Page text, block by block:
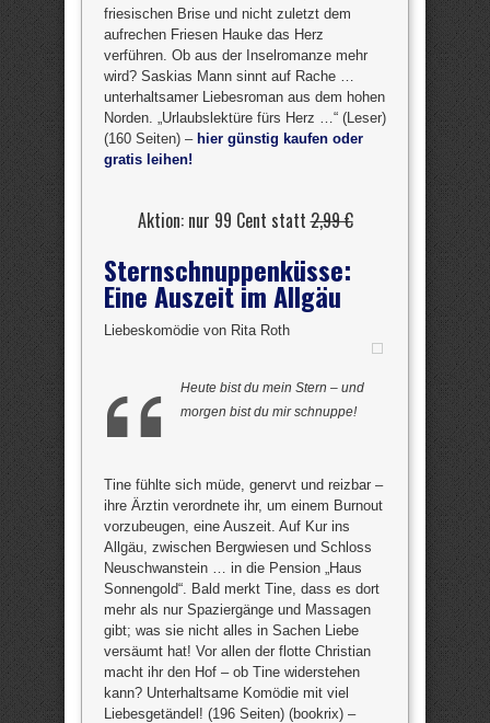
friesischen Brise und nicht zuletzt dem
aufrechen Friesen Hauke das Herz
verführen. Ob aus der Inselromanze mehr
wird? Saskias Mann sinnt auf Rache …
unterhaltsamer Liebesroman aus dem hohen
Norden. „Urlaubslektüre fürs Herz …“ (Leser)
(160 Seiten) – hier günstig kaufen oder
gratis leihen!
Aktion: nur 99 Cent statt2,99 €
Sternschnuppenküsse:
Eine Auszeit im Allgäu
Liebeskomödie von Rita Roth
Heute bist du mein Stern – und
morgen bist du mir schnuppe!
Tine fühlte sich müde, genervt und reizbar –
ihre Ärztin verordnete ihr, um einem Burnout
vorzubeugen, eine Auszeit. Auf Kur ins
Allgäu, zwischen Bergwiesen und Schloss
Neuschwanstein … in die Pension „Haus
Sonnengold“. Bald merkt Tine, dass es dort
mehr als nur Spaziergänge und Massagen
gibt; was sie nicht alles in Sachen Liebe
versäumt hat! Vor allen der flotte Christian
macht ihr den Hof – ob Tine widerstehen
kann? Unterhaltsame Komödie mit viel
Liebesgetändel! (196 Seiten) (bookrix) –